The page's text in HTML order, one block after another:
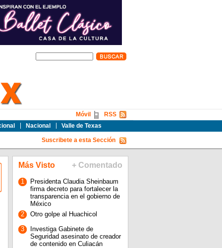
Nacional Valle de Texas
RSS
Móvil
Suscribete a esta Sección
Más Visto + Comentado
1
Presidenta Claudia Sheinbaum
firma decreto para fortalecer la
transparencia en el gobierno de
México
2
Otro golpe al Huachicol
3
Investiga Gabinete de
Seguridad asesinato de creador
de contenido en Culiacán